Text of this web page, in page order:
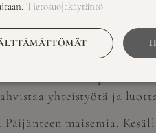
rannalla sijaitsevat
epämuodollisille
sauna on
yhteistyötä ja
maisemia.
Tietosuojakäytäntö